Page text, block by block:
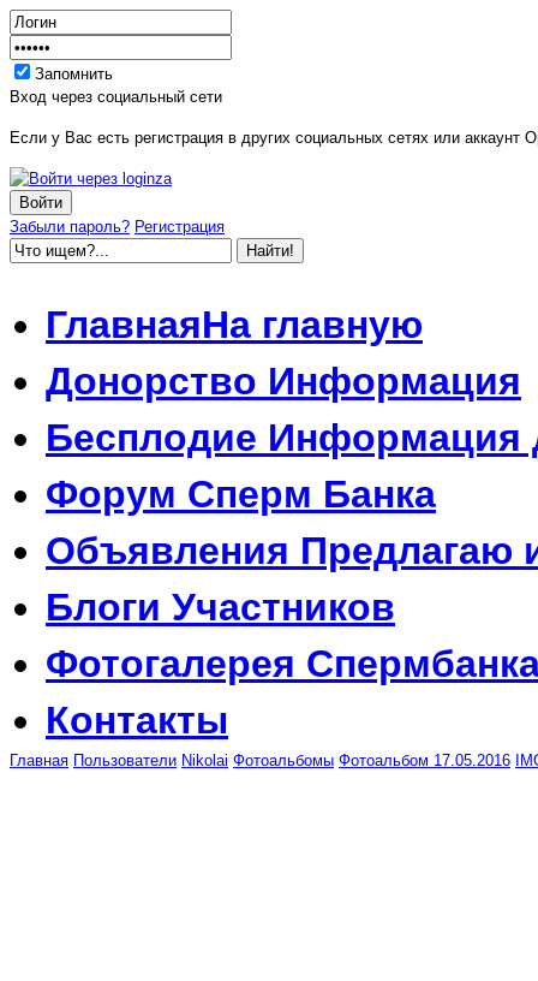
Запомнить
Вход через социальный сети
Если у Вас есть регистрация в других социальных сетях или аккаунт
Забыли пароль? Регистрация
ГлавнаяНа главную
Донорство Информация
Бесплодие Информация
Форум Сперм Банка
Объявления Предлагаю
Блоги Участников
Фотогалерея
Контакты
Главная Пользователи Nikolai Фотоальбомы Фотоальбом 17.05.2016